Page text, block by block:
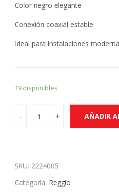
Color negro elegante
Conexión coaxial estable
Ideal para instalaciones
19 disponibles
AÑADIR
SKU: 2224005
Categoría: Reggio